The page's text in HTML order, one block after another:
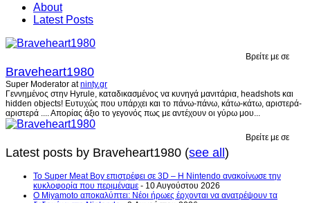
About
Latest Posts
Βρείτε με σε
Braveheart1980
Super Moderator atninty.gr
Γεννημένος στην Hyrule, καταδικασμένος να κυνηγά μανιτάρια, headshots και
hidden objects! Ευτυχώς που υπάρχει και το πάνω-πάνω, κάτω-κάτω, αριστερά-
αριστερά .... Απορίας άξιο το γεγονός πως με αντέχουν οι γύρω μου...
Βρείτε με σε
Latest posts by Braveheart1980 (see all)
Το Super Meat Boy επιστρέφει σε 3D – Η Nintendo ανακοίνωσε την
κυκλοφορία που περιμέναμε - 10 Αυγούστου 2026
Ο Miyamoto αποκαλύπτει: Νέοι ήρωες έρχονται να ανατρέψουν τα